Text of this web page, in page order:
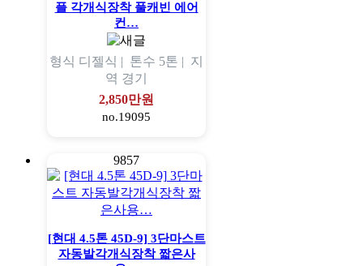
플 각개식장착 풀캐빈 에어
컨…
형식 디젤식 | 톤수 5톤 | 지
역 경기
2,850만원
no.19095
9857
[현대 4.5톤 45D-9] 3단마스트
자동발각개식장착 짧은사